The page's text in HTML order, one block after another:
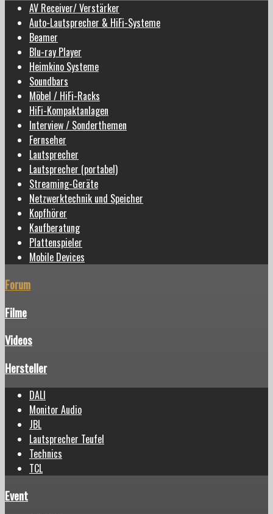
AV Receiver/ Verstärker
Auto-Lautsprecher & HiFi-Systeme
Beamer
Blu-ray Player
Heimkino Systeme
Soundbars
Möbel / HiFi-Racks
HiFi-Kompaktanlagen
Interview / Sonderthemen
Fernseher
Lautsprecher
Lautsprecher (portabel)
Streaming-Geräte
Netzwerktechnik und Speicher
Kopfhörer
Kaufberatung
Plattenspieler
Mobile Devices
Forum
Filme
Videos
Hersteller
DALI
Monitor Audio
JBL
Lautsprecher Teufel
Technics
TCL
Event